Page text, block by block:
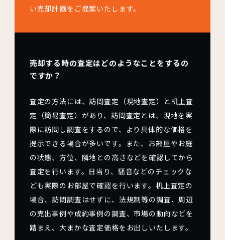
い売却計画をご提案いたします。
売却する時の査定はどのようなことをするの
ですか？
査定の方法には、訪問査定（現地査定）と机上査
定（簡易査定）があり、訪問査定とは、現地を実
際に訪問し調査をするので、より具体的な価格を
提示できる場合が多いです。また、お部屋やお庭
の状態、方位、隣地との高さなどを確認してから
査定を行います。日当り、騒音などのチェックな
ども実際のお部屋で確認を行います。机上査定の
場合、訪問調査はせずに、法規制等の調査、周辺
の売出事例や成約事例の調査、市場の動向などを
踏まえ、大まかな査定価格をお出しいたします。